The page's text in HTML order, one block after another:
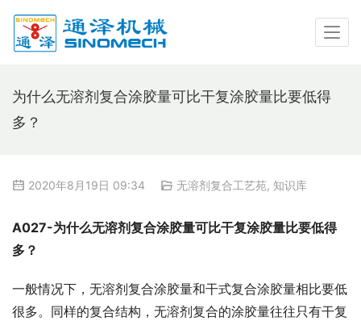
为什么无溶剂复合涂胶量可比干复涂胶量比要低得
多？
2020年8月19日 09:34 无溶剂复合工艺苑, 知识库
A027-为什么无溶剂复合涂胶量可比干复涂胶量比要低得
多？
一般情况下，无溶剂复合涂胶量和干式复合涂胶量相比要低
很多。同样的复合结构，无溶剂复合的涂胶量往往只有干复